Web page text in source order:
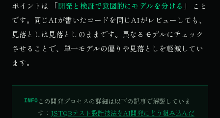
ポイントは 「開発と検証で意図的にモデルを分ける 」 こと
です。同じAIが書いたコードを同じAIがレビューしても、
見落としは見落としのままです。異なるモデルにチェック
させることで、単一モデルの偏りや見落としを軽減してい
ます。
INFOこの開発プロセスの詳細は以下の記事で解説していま
す： JSTQBテスト設計技法をAI開発にどう組み込んだ